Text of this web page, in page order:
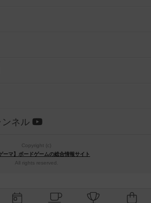
ンネル
Copyright (c)
ーマ】ボードゲームの総合情報サイト
All rights reserved.